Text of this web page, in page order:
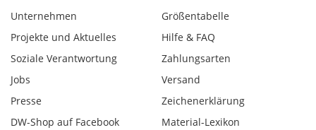
Unternehmen
Projekte und Aktuelles
Soziale Verantwortung
Jobs
Presse
DW-Shop auf Facebook
Größentabelle
Hilfe & FAQ
Zahlungsarten
Versand
Zeichenerklärung
Material-Lexikon